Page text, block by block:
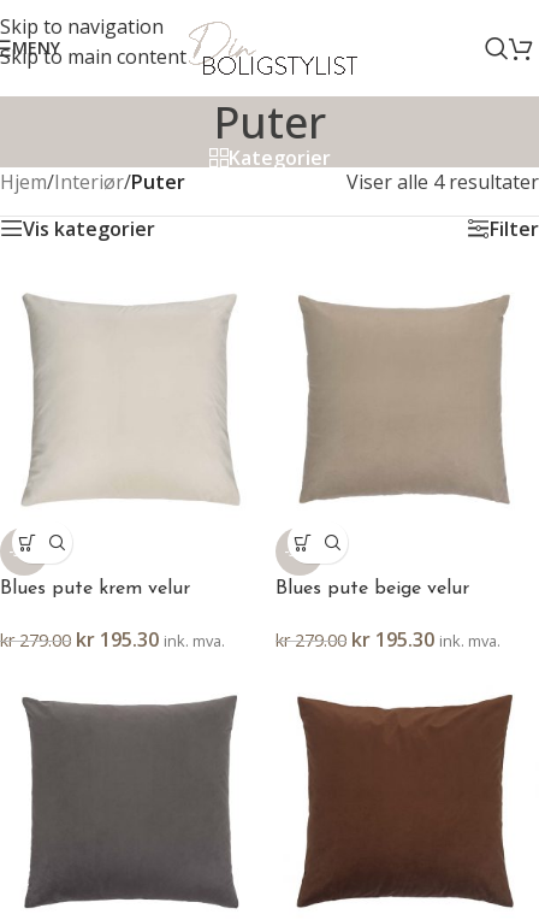
Skip to navigation
Skip to main content
MENY
Puter
Kategorier
Hjem/Interiør/Puter
Viser alle 4 resultater
Vis kategorier
Filter
-30%
Blues pute krem velur
kr279.00 kr 195.30 ink. mva.
-30%
Blues pute beige velur
kr279.00 kr 195.30 ink. mva.